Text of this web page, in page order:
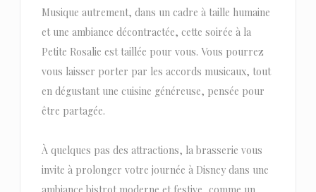
Musique autrement, dans un cadre à taille humaine
et une ambiance décontractée, cette soirée à la
Petite Rosalie est taillée pour vous. Vous pourrez
vous laisser porter par les accords musicaux, tout
en dégustant une cuisine généreuse, pensée pour
être partagée.
À quelques pas des attractions, la brasserie vous
invite à prolonger votre journée à Disney dans une